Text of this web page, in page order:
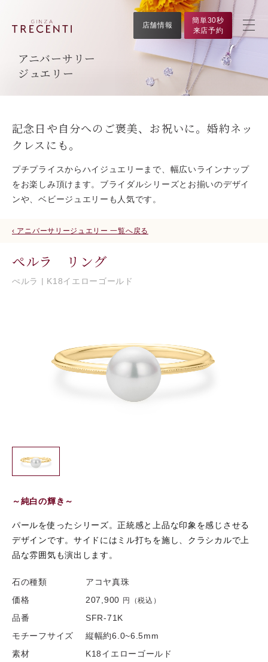
店舗情報
簡単30秒
来店予約
アニバーサリー
ジュエリー
記念日や自分へのご褒美、お祝いに。婚約ネッ
クレスにも。
プチプライスからハイジュエリーまで、幅広いラインナップ
をお楽しみ頂けます。ブライダルシリーズとお揃いのデザイ
ンや、ベビージュエリーも人気です。
‹ アニバーサリージュエリー 一覧へ戻る
ぺルラ リング
ぺルラ | K18イエローゴールド
～純白の輝き～
パールを使ったシリーズ。正統感と上品な印象を感じさせる
デザインです。サイドにはミル打ちを施し、クラシカルで上
品な雰囲気も演出します。
石の種類
アコヤ真珠
価格
207,900 円（税込）
品番
SFR-71K
モチーフサイズ
縦幅約6.0~6.5mm
素材
K18イエローゴールド